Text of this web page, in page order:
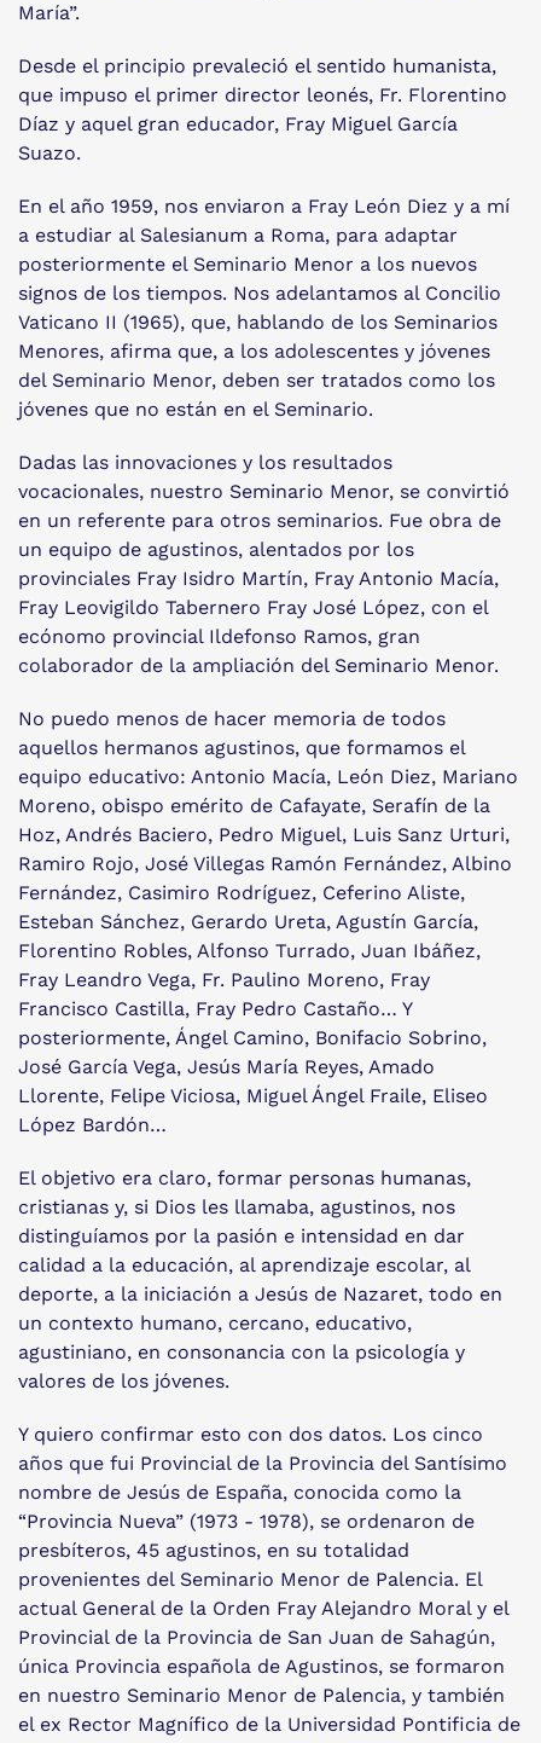
María”.
Desde el principio prevaleció el sentido humanista,
que impuso el primer director leonés, Fr. Florentino
Díaz y aquel gran educador, Fray Miguel García
Suazo.
En el año 1959, nos enviaron a Fray León Diez y a mí
a estudiar al Salesianum a Roma, para adaptar
posteriormente el Seminario Menor a los nuevos
signos de los tiempos. Nos adelantamos al Concilio
Vaticano II (1965), que, hablando de los Seminarios
Menores, afirma que, a los adolescentes y jóvenes
del Seminario Menor, deben ser tratados como los
jóvenes que no están en el Seminario.
Dadas las innovaciones y los resultados
vocacionales, nuestro Seminario Menor, se convirtió
en un referente para otros seminarios. Fue obra de
un equipo de agustinos, alentados por los
provinciales Fray Isidro Martín, Fray Antonio Macía,
Fray Leovigildo Tabernero Fray José López, con el
ecónomo provincial Ildefonso Ramos, gran
colaborador de la ampliación del Seminario Menor.
No puedo menos de hacer memoria de todos
aquellos hermanos agustinos, que formamos el
equipo educativo: Antonio Macía, León Diez, Mariano
Moreno, obispo emérito de Cafayate, Serafín de la
Hoz, Andrés Baciero, Pedro Miguel, Luis Sanz Urturi,
Ramiro Rojo, José Villegas Ramón Fernández, Albino
Fernández, Casimiro Rodríguez, Ceferino Aliste,
Esteban Sánchez, Gerardo Ureta, Agustín García,
Florentino Robles, Alfonso Turrado, Juan Ibáñez,
Fray Leandro Vega, Fr. Paulino Moreno, Fray
Francisco Castilla, Fray Pedro Castaño… Y
posteriormente, Ángel Camino, Bonifacio Sobrino,
José García Vega, Jesús María Reyes, Amado
Llorente, Felipe Viciosa, Miguel Ángel Fraile, Eliseo
López Bardón…
El objetivo era claro, formar personas humanas,
cristianas y, si Dios les llamaba, agustinos, nos
distinguíamos por la pasión e intensidad en dar
calidad a la educación, al aprendizaje escolar, al
deporte, a la iniciación a Jesús de Nazaret, todo en
un contexto humano, cercano, educativo,
agustiniano, en consonancia con la psicología y
valores de los jóvenes.
Y quiero confirmar esto con dos datos. Los cinco
años que fui Provincial de la Provincia del Santísimo
nombre de Jesús de España, conocida como la
“Provincia Nueva” (1973 - 1978), se ordenaron de
presbíteros, 45 agustinos, en su totalidad
provenientes del Seminario Menor de Palencia. El
actual General de la Orden Fray Alejandro Moral y el
Provincial de la Provincia de San Juan de Sahagún,
única Provincia española de Agustinos, se formaron
en nuestro Seminario Menor de Palencia, y también
el ex Rector Magnífico de la Universidad Pontificia de